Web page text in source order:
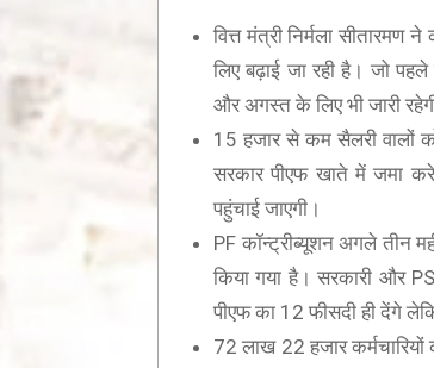
वित्त मंत्री निर्मला
लिए बढ़ाई जा रही है। जो
और अगस्त के लिए भी जारी
15 हजार से कम सैलरी वालों
सरकार पीएफ खाते में जमा
पहुंचाई जाएगी।
PF कॉन्ट्रीब्यूशन अगले तीन
किया गया है। सरकारी और
पीएफ का 12 फीसदी ही देंगे
72 लाख 22 हजार कर्मचारियों